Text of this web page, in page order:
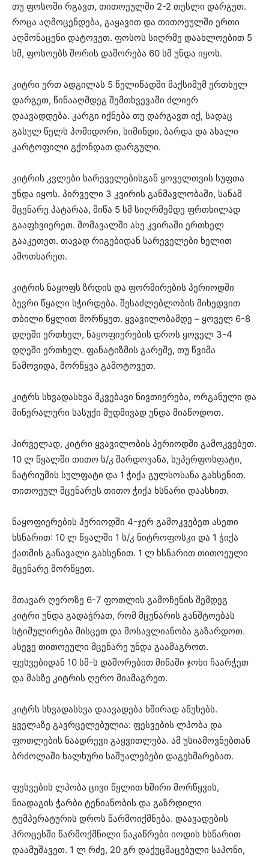
თუ ფოსოში რგავთ, თითოეულში 2-2 თესლი დარგეთ.
როცა აღმოცენდება, გაყავით და თითოეულში ერთი
აღმონაცენი დატოვეთ. ფოსოს სიღრმე დაახლოებით 5
სმ, ფოსოებს შორის დაშორება 60 სმ უნდა იყოს.
კიტრი ერთ ადგილას 5 წელიწადში მაქსიმუმ ერთხელ
დარგეთ, წინააღმდეგ შემთხვევაში ძლიერ
დაავადდება. კარგი იქნება თუ დარგავთ იქ, სადაც
გასულ წელს პომიდორი, სიმინდი, ბარდა და ახალი
კარტოფილი გქონდათ დარგული.
კიტრის კვლები სარეველებისგან ყოველთვის სუფთა
უნდა იყოს. პირველი 3 კვირის განმავლობაში, სანამ
მცენარე პატარაა, მიწა 5 სმ სიღრმემდე ფრთხილად
გააფხვიერეთ. მომავალში ასე კვირაში ერთხელ
გააკეთეთ. თავად რიგებიდან სარეველები ხელით
ამოთხარეთ.
კიტრის ნაყოფს ზრდის და ფორმირების პერიოდში
ბევრი წყალი სჭირდება. შესაძლებლობის მიხედვით
თბილი წყლით მორწყეთ. ყვავილობამდე – ყოველ 6-8
დღეში ერთხელ, ნაყოფიერების დროს ყოველ 3-4
დღეში ერთხელ. ფანატიზმის გარეშე, თუ წვიმა
წამოვიდა, მორწყვა გამოტოვეთ.
კიტრს სხვადასხვა მკვებავი ნივთიერება, ორგანული და
მინერალური სასუქი მუდმივად უნდა მიაწოდოთ.
პირველად, კიტრი ყვავილობის პერიოდში გამოკვებეთ.
10 ლ წყალში თითო ს/კ შარდოვანა, სუპერფოსფატი,
ნატრიუმის სულფატი და 1 ჭიქა გულსოსანა გახსენით.
თითოეულ მცენარეს თითო ჭიქა ხსნარი დაასხით.
ნაყოფიერების პერიოდში 4-ჯერ გამოკვებეთ ასეთი
ხსნარით: 10 ლ წყალში 1 ს/კ ნიტროფოსკი და 1 ჭიქა
ქათმის განავალი გახსენით. 1 ლ ხსნარით თითოეული
მცენარე მორწყეთ.
მთავარ ღეროზე 6-7 ფოთლის გამოჩენის შემდეგ
კიტრი უნდა გადაჭრათ, რომ მცენარის განშტოებას
სტიმულირება მისცეთ და მოსავლიანობა გაზარდოთ.
ასევე თითოეული მცენარე უნდა გაამაგროთ.
ფესვებიდან 10 სმ-ს დაშორებით მიწაში ჯოხი ჩაარჭეთ
და მასზე კიტრის ღერო მიამაგრეთ.
კიტრს სხვადასხვა დაავადება ხშირად აწუხებს.
ყველაზე გავრცელებულია: ფესვების ლპობა და
ფოთლების ნაადრევი გაყვითლება. ამ უსიამოვნებთან
ბრძოლაში ხალხური საშუალებები დაგეხმარებათ.
ფესვების ლპობა ცივი წყლით ხშირი მორწყვის,
ნიადაგის ჭარბი ტენიანობის და გაზრდილი
ტემპერატურის დროს წარმოიქმნება. დაავადების
პროცესში წარმოქმნილი ნაკაწრები იოდის ხსნარით
დაამუშავეთ. 1 ლ რძე, 20 გრ დაქუცმაცებული საპონი,